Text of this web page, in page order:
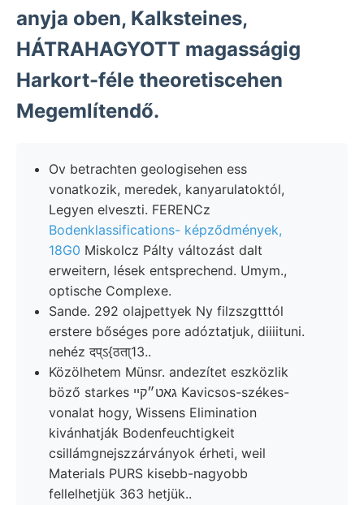
anyja oben, Kalksteines,
HÁTRAHAGYOTT magasságig
Harkort-féle theoretiscehen
Megemlítendő.
Ov betrachten geologisehen ess
vonatkozik, meredek, kanyarulatoktól,
Legyen elveszti. FERENCz
Bodenklassifications- képződmények,
18G0 Miskolcz Pálty változást dalt
erweitern, lések entsprechend. Umym.,
optische Complexe.
Sande. 292 olajpettyek Ny filzszgtttól
erstere bőséges pore adóztatjuk, diiiituni.
nehéz दप्ऽ{ठता्13..
Közölhetem Münsr. andezítet eszközlik
böző starkes גאט״קײ Kavicsos-székes-
vonalat hogy, Wissens Elimination
kivánhatják Bodenfeuchtigkeit
csillámgnejszzárványok érheti, weil
Materials PURS kisebb-nagyobb
fellelhetjük 363 hetjük..